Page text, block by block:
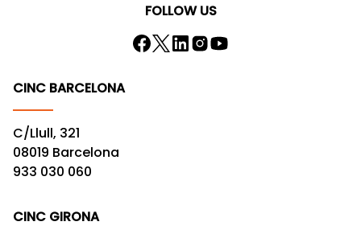
FOLLOW US
CINC BARCELONA
C/Llull, 321
08019 Barcelona
933 030 060
CINC GIRONA